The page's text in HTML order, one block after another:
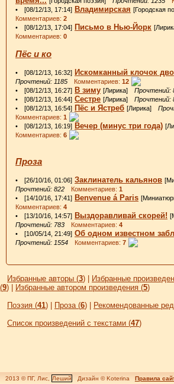
• [08/12/13, 17:14] Владимирская [Городская
Комментариев: 2
• [08/12/13, 17:04] Письмо в Нью-Йорк
Комментариев: 0
Пёс и ко
• [08/12/13, 16:32] Искомканный клочок
Прочтений: 1185 Комментариев: 12
• [08/12/13, 16:27] В зиму [Лирика] Прочтений:
• [08/12/13, 16:44] Сестре [Лирика] Прочтений:
• [08/12/13, 16:54] Пёс и Ястреб [Лирика]
Комментариев: 1
• [08/12/13, 16:19] Вечер (минус три года)
Комментариев: 6
Проза
• [26/10/16, 01:06] Заклинатель кальянов
Прочтений: 822 Комментариев: 1
• [14/10/16, 17:41] Benvenue á Paris
Комментариев: 4
• [13/10/16, 14:57] Выздоравливай скорей!
Прочтений: 783 Комментариев: 4
• [10/05/14, 21:49] Об одном известном
Прочтений: 1554 Комментариев: 7
Избранные авторы (3) | Избранные
(9) | Избранные автором произведения (5)
Поэзия (41) | Проза (6) | Рекомендованные
Список произведений с текстами (47)
2013 © ПГ, Лис, Леший Дизайн © Koterina
Правила